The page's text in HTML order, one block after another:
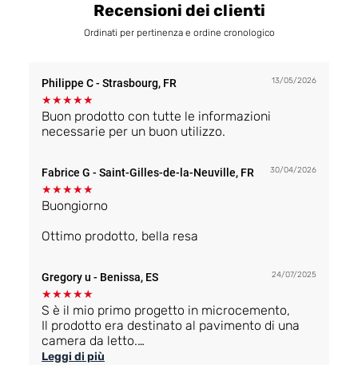
Recensioni dei clienti
Ordinati per pertinenza e ordine cronologico
Philippe C- Strasbourg, FR 13/05/2026
★★★★★
Buon prodotto con tutte le informazioni
necessarie per un buon utilizzo.
Fabrice G - Saint-Gilles-de-la-Neuville, FR 30/04/2026
★★★★★
Buongiorno
Ottimo prodotto, bella resa
Gregory u - Benissa, ES 24/07/2025
★★★★★
S è il mio primo progetto in microcemento,
Il prodotto era destinato al pavimento di una
camera da letto.
Il dosaggio del kit è perfetto in relazione al
Leggi di più